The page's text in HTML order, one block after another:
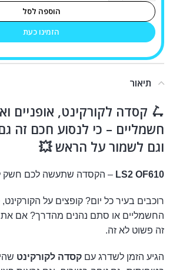
הוספה לסל
הזמינו כעת
תיאור
🛴 קסדה לקורקינט, אופניים
חשמליים – כי לנסוע חכם זה
וגם לשמור על הראש 💥
LS2 OF610 – הקסדה שתעשה לכם חשק
רוכבים בעיר כל יום? קופצים על
החשמליים או סתם נהנים מהדרך? אם
זה פשוט לא זה.
הגיע הזמן לשדרג עם קסדה לקורקינט